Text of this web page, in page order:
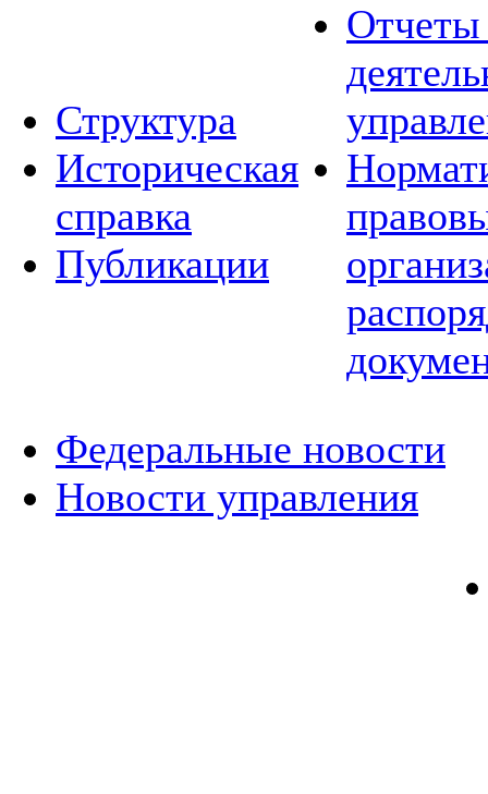
Структура
Историческая
справка
Публикации
Отчеты
Федеральные новости
Новости управления